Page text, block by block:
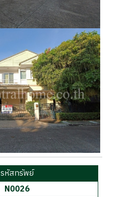
รหัสทรัพย์
N0026